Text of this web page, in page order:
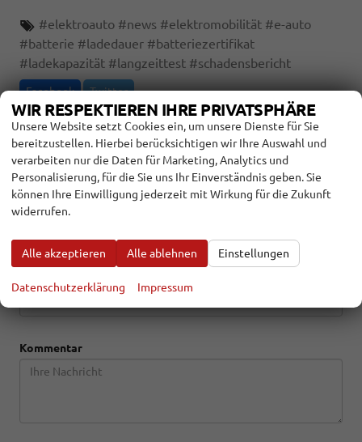
#elektroauto #news #elektromobilität #e-auto
# batterie # ladedauer # batteriezertifikat
# ladekapazität # langzeittest #schadensbericht
Facebook Twitter
SCHREIBE EINEN KOMMENTAR
Bewerten Sie den Eintrag
Name
Kommentar
WIR RESPEKTIEREN IHRE PRIVATSPHÄRE
Unsere Website setzt Cookies ein, um unsere Dienste für Sie
bereitzustellen. Hierbei berücksichtigen wir Ihre Auswahl und
verarbeiten nur die Daten für Marketing, Analytics und
Personalisierung, für die Sie uns Ihr Einverständnis geben. Sie
können Ihre Einwilligung jederzeit mit Wirkung für die Zukunft
widerrufen.
Alle akzeptieren Alle ablehnen Einstellungen
Datenschutzerklärung Impressum